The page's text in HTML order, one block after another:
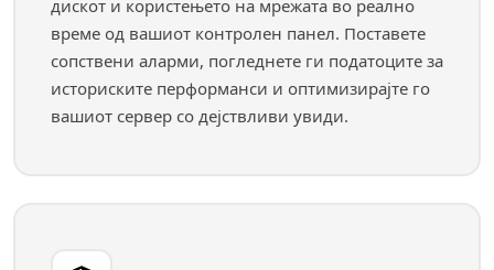
дискот и користењето на мрежата во реално
време од вашиот контролен панел. Поставете
сопствени аларми, погледнете ги податоците за
историските перформанси и оптимизирајте го
вашиот сервер со дејствливи увиди.